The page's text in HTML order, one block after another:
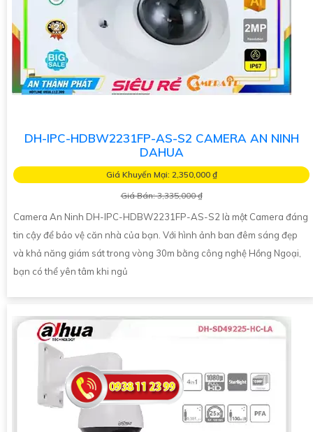
DH-IPC-HDBW2231FP-AS-S2 CAMERA AN NINH
DAHUA
Giá Khuyến Mại: 2,350,000 ₫
Giá Bán: 3,335,000 ₫
Camera An Ninh DH-IPC-HDBW2231FP-AS-S2 là một Camera đáng
tin cậy để bảo vệ căn nhà của bạn. Với hình ảnh ban đêm sáng đẹp
và khả năng giám sát trong vòng 30m bằng công nghệ Hồng Ngoại,
bạn có thể yên tâm khi ngủ